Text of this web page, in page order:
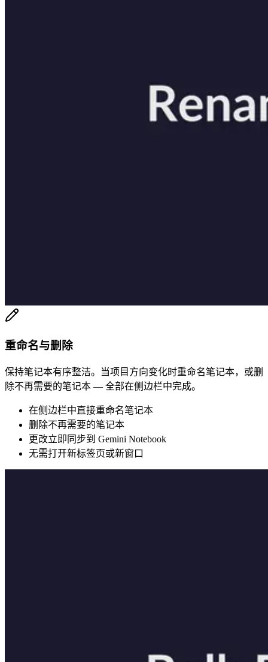
重命名与删除
保持笔记本有序整洁。当项目方向变化时重命名笔记本，或删
除不再需要的笔记本 — 全部在侧边栏中完成。
在侧边栏中直接重命名笔记本
删除不再需要的笔记本
更改立即同步到 Gemini Notebook
无需打开新标签页或新窗口